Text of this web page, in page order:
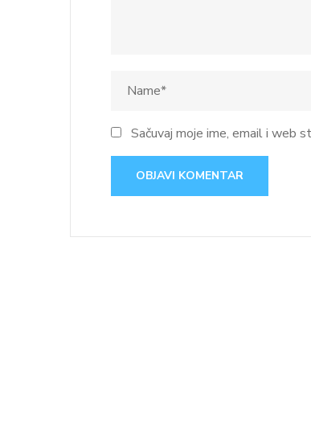
Sačuvaj moje ime, email i web